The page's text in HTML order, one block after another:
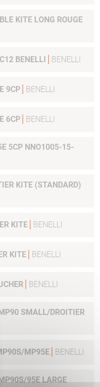
RESERVOIR RECHARGEABLE KITE LONG ROUGE
BENELLI BENELLI
9CP BENELLI
6CP BENELLI
5CP NNO1005-15-
POIGNEE MEDIUM/DROITIER KITE (STANDARD)
KITE BENELLI
KITE BENELLI
BENELLI
SMALL/DROITIER
MP95E BENELLI
95E LARGE